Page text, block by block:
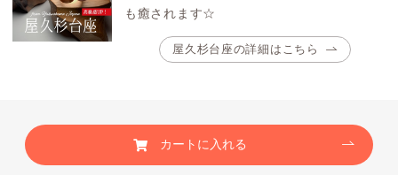
も癒されます☆
屋久杉台座の詳細はこちら
カートに入れる